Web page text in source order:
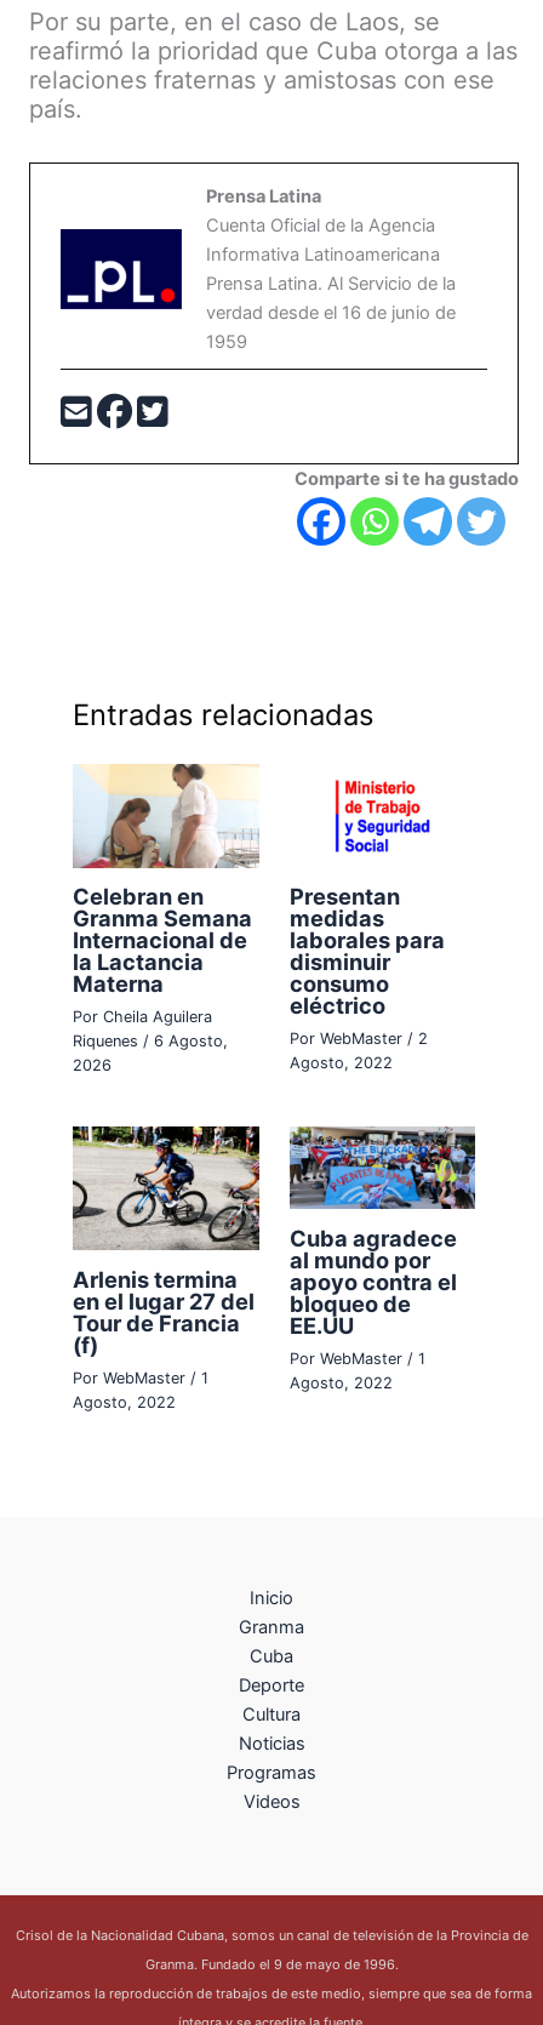
Por su parte, en el caso de Laos, se
reafirmó la prioridad que Cuba otorga a las
relaciones fraternas y amistosas con ese
país.
Prensa Latina
Cuenta Oficial de la Agencia
Informativa Latinoamericana
Prensa Latina. Al Servicio de la
verdad desde el 16 de junio de
1959
Comparte si te ha gustado
Entradas relacionadas
Celebran en
Granma Semana
Internacional de
la Lactancia
Materna
PorCheila Aguilera
Riquenes/6 Agosto,
2026
Presentan
medidas
laborales para
disminuir
consumo
eléctrico
Por WebMaster / 2
Agosto, 2022
Arlenis termina
en el lugar 27 del
Tour de Francia
(f)
PorWebMaster /1
Agosto, 2022
Cuba agradece
al mundo por
apoyo contra el
bloqueo de
EE.UU
Por WebMaster / 1
Agosto, 2022
Inicio
Granma
Cuba
Deporte
Cultura
Noticias
Programas
Videos
Crisol de la Nacionalidad Cubana, somos un canal de televisión de la Provincia de
Granma. Fundado el 9 de mayo de 1996.
Autorizamos la reproducción de trabajos de este medio, siempre que sea de forma